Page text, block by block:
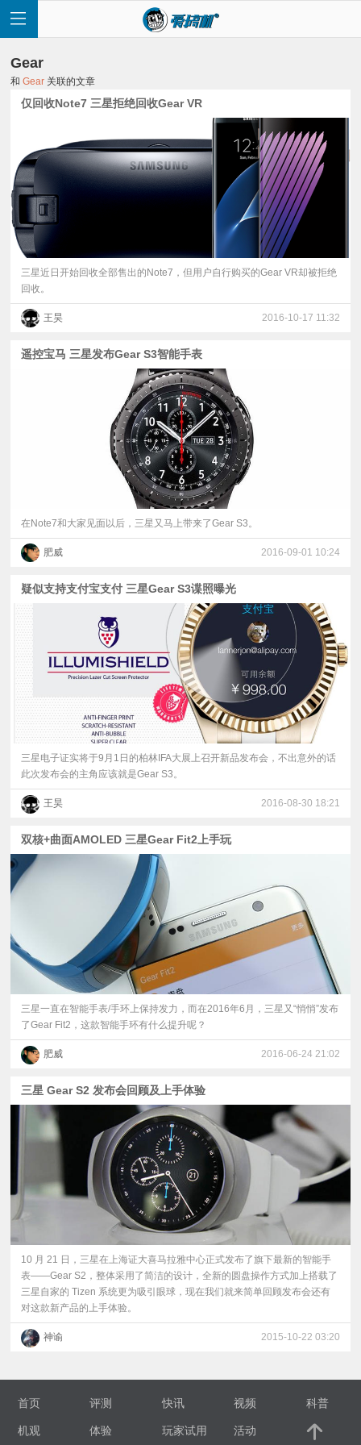
页
快
讯
评
测
体
验
专
题
Gear
和Gear 关联的文章
仅回收Note7 三星拒绝回收Gear VR
三星近日开始回收全部售出的Note7，但用户自行购买的Gear VR却被拒绝
回收。
王昊 2016-10-17 11:32
遥控宝马 三星发布Gear S3智能手表
在Note7和大家见面以后，三星又马上带来了Gear S3。
肥威 2016-09-01 10:24
疑似支持支付宝支付 三星Gear S3谍照曝光
三星电子证实将于9月1日的柏林IFA大展上召开新品发布会，不出意外的话
此次发布会的主角应该就是Gear S3。
王昊 2016-08-30 18:21
双核+曲面AMOLED 三星Gear Fit2上手玩
​三星一直在智能手表/手环上保持发力，而在2016年6月，三星又“悄悄”发布
了Gear Fit2，这款智能手环有什么提升呢？
肥威 2016-06-24 21:02
三星 Gear S2 发布会回顾及上手体验
10 月 21 日，三星在上海证大喜马拉雅中心正式发布了旗下最新的智能手
表——Gear S2，整体采用了简洁的设计，全新的圆盘操作方式加上搭载了
三星自家的 Tizen 系统更为吸引眼球，现在我们就来简单回顾发布会还有
对这款新产品的上手体验。
神谕 2015-10-22 03:20
首页 评测 快讯 视频 科普
机观 体验 玩家试用 活动